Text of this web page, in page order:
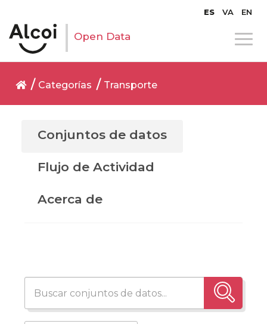
ES VA EN
Open Data
Categorías Transporte
Conjuntos de datos
Flujo de Actividad
Acerca de